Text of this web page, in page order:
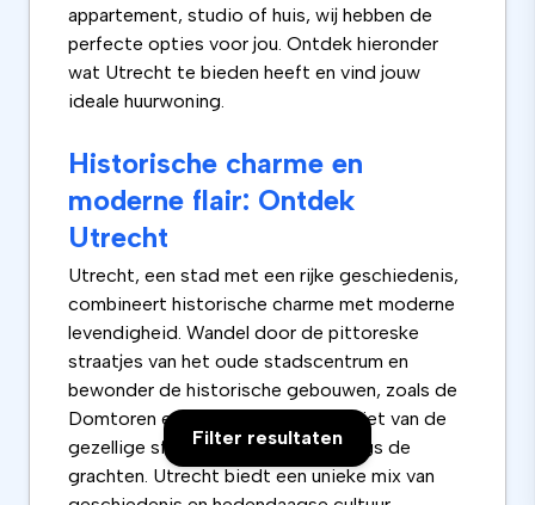
Filter resultaten
appartement, studio of huis, wij hebben de
perfecte opties voor jou. Ontdek hieronder
wat Utrecht te bieden heeft en vind jouw
ideale huurwoning.
Historische charme en
moderne flair: Ontdek
Utrecht
Utrecht, een stad met een rijke geschiedenis,
combineert historische charme met moderne
levendigheid. Wandel door de pittoreske
straatjes van het oude stadscentrum en
bewonder de historische gebouwen, zoals de
Domtoren en de Oudegracht. Geniet van de
gezellige sfeer op de terrassen langs de
grachten. Utrecht biedt een unieke mix van